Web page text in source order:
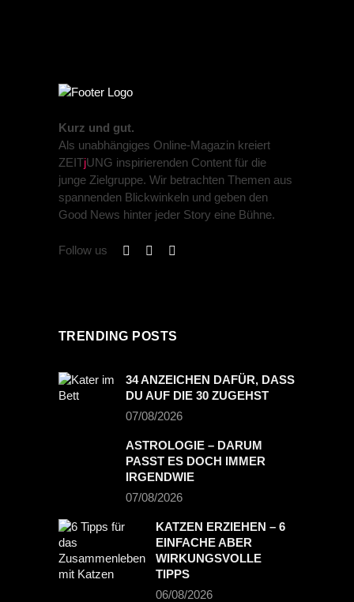
Kurz und gut.
Als unabhängiges Online-Magazin kreiert
ZEITjUNG inspirierenden Content für die
junge Zielgruppe. Wir betrachten Themen aus
spannenden Blickwinkeln und geben den
Good News hinter jeder Story eine Bühne.
Follow us
TRENDING POSTS
34 ANZEICHEN DAFÜR, DASS
DU AUF DIE 30 ZUGEHST
07/08/2026
ASTROLOGIE – DARUM
PASST ES DOCH IMMER
IRGENDWIE
07/08/2026
KATZEN ERZIEHEN – 6
EINFACHE ABER
WIRKUNGSVOLLE
TIPPS
06/08/2026